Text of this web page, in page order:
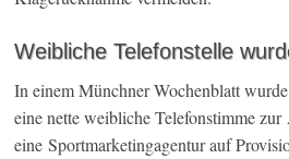
Weibliche Telefonstelle
In einem Münchner Wochenblatt
eine nette weibliche Telefonstimme
eine Sportmarketingagentur auf